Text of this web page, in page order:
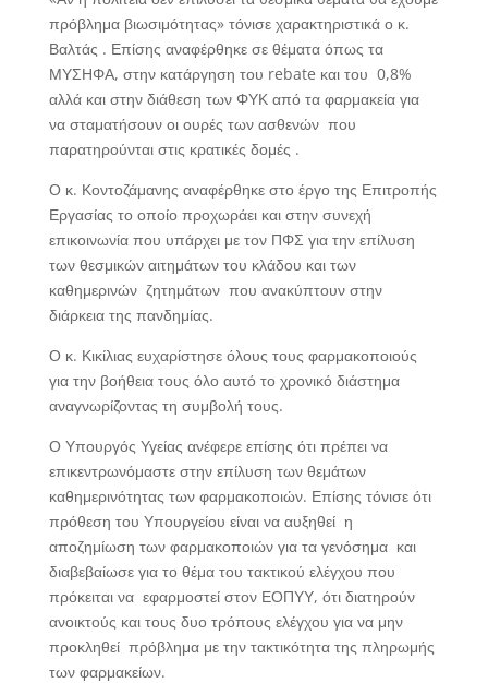
πρόβλημα βιωσιμότητας» τόνισε χαρακτηριστικά ο κ.
Βαλτάς . Επίσης αναφέρθηκε σε θέματα όπως τα
ΜΥΣΗΦΑ, στην κατάργηση του rebate και του 0,8%
αλλά και στην διάθεση των ΦΥΚ από τα φαρμακεία για
να σταματήσουν οι ουρές των ασθενών που
παρατηρούνται στις κρατικές δομές .
Ο κ. Κοντοζάμανης αναφέρθηκε στο έργο της Επιτροπής
Εργασίας το οποίο προχωράει και στην συνεχή
επικοινωνία που υπάρχει με τον ΠΦΣ για την επίλυση
των θεσμικών αιτημάτων του κλάδου και των
καθημερινών ζητημάτων που ανακύπτουν στην
διάρκεια της πανδημίας.
Ο κ. Κικίλιας ευχαρίστησε όλους τους φαρμακοποιούς
για την βοήθεια τους όλο αυτό το χρονικό διάστημα
αναγνωρίζοντας τη συμβολή τους.
Ο Υπουργός Υγείας ανέφερε επίσης ότι πρέπει να
επικεντρωνόμαστε στην επίλυση των θεμάτων
καθημερινότητας των φαρμακοποιών. Επίσης τόνισε ότι
πρόθεση του Υπουργείου είναι να αυξηθεί η
αποζημίωση των φαρμακοποιών για τα γενόσημα και
διαβεβαίωσε για το θέμα του τακτικού ελέγχου που
πρόκειται να εφαρμοστεί στον ΕΟΠΥΥ, ότι διατηρούν
ανοικτούς και τους δυο τρόπους ελέγχου για να μην
προκληθεί πρόβλημα με την τακτικότητα της πληρωμής
των φαρμακείων.